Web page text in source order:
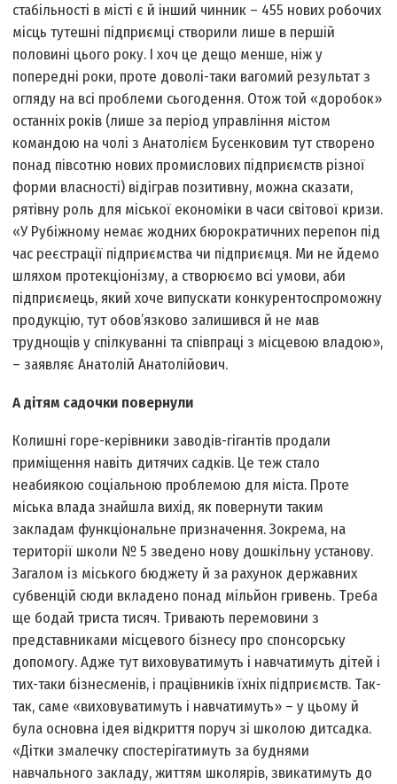
стабільності в місті є й інший чинник – 455 нових робочих
місць тутешні підприємці створили лише в першій
половині цього року. І хоч це дещо менше, ніж у
попередні роки, проте доволі-таки вагомий результат з
огляду на всі проблеми сьогодення. Отож той «доробок»
останніх років (лише за період управління містом
командою на чолі з Анатолієм Бусенковим тут створено
понад півсотню нових промислових підприємств різної
форми власності) відіграв позитивну, можна сказати,
рятівну роль для міської економіки в часи світової кризи.
«У Рубіжному немає жодних бюрократичних перепон під
час реєстрації підприємства чи підприємця. Ми не йдемо
шляхом протекціонізму, а створюємо всі умови, аби
підприємець, який хоче випускати конкурентоспроможну
продукцію, тут обов’язково залишився й не мав
труднощів у спілкуванні та співпраці з місцевою владою»,
– заявляє Анатолій Анатолійович.
А дітям садочки повернули
Колишні горе-керівники заводів-гігантів продали
приміщення навіть дитячих садків. Це теж стало
неабиякою соціальною проблемою для міста. Проте
міська влада знайшла вихід, як повернути таким
закладам функціональне призначення. Зокрема, на
території школи № 5 зведено нову дошкільну установу.
Загалом із міського бюджету й за рахунок державних
субвенцій сюди вкладено понад мільйон гривень. Треба
ще бодай триста тисяч. Тривають перемовини з
представниками місцевого бізнесу про спонсорську
допомогу. Адже тут виховуватимуть і навчатимуть дітей і
тих-таки бізнесменів, і працівників їхніх підприємств. Так-
так, саме «виховуватимуть і навчатимуть» – у цьому й
була основна ідея відкриття поруч зі школою дитсадка.
«Дітки змалечку спостерігатимуть за буднями
навчального закладу, життям школярів, звикатимуть до